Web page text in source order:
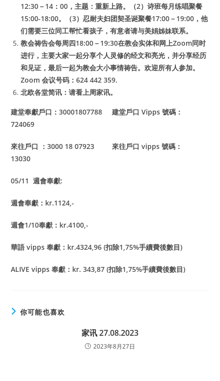
12:30－14：00，主题：重新上路。（2）诗班每月练唱聚餐
15:00-18:00。（3）忍耐夫妇团契圣诞聚餐17:00－19:00，他
们需要三位同工帮忙看孩子，有意者请与美娟姊妹联系。
教会祷告会每周四18:00－19:30在教会实体和网上Zoom同时
进行，主要大家一起分享个人灵修的经文和亮光，并分享经历
和见证，最后一起为教会大小事情祷告。欢迎所有人参加。
Zoom 会议号码：624 442 359.
北欧各堂简讯：请看上周家讯。
建堂奉獻戶口：30001807788 建堂戶口 Vipps 號碼：
724069
來往戶口 ：3000 18 07923 來往戶口 vipps 號碼：
13030
05/11 週會奉獻:
週會奉獻：kr.1124,-
週會1/10奉獻：kr.4100,-
華語 vipps 奉獻：kr.4324,96 (扣除1,75%手續費後數目)
ALIVE vipps 奉獻：kr. 343,87 (扣除1,75%手續費後數目)
你可能也喜欢
家讯 27.08.2023
2023年8月27日